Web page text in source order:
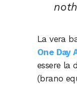
La vera
One Day
essere la
(brano